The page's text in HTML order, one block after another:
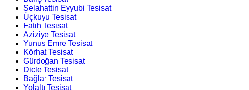
Selahattin Eyyubi Tesisat
Üçkuyu Tesisat
Fatih Tesisat
Aziziye Tesisat
Yunus Emre Tesisat
Körhat Tesisat
Gürdoğan Tesisat
Dicle Tesisat
Bağlar Tesisat
Yolaltı Tesisat